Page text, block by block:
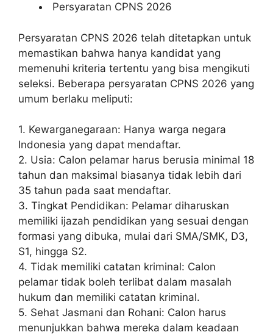
Persyaratan CPNS 2026
Persyaratan CPNS 2026 telah ditetapkan untuk
memastikan bahwa hanya kandidat yang
memenuhi kriteria tertentu yang bisa mengikuti
seleksi. Beberapa persyaratan CPNS 2026 yang
umum berlaku meliputi:
1. Kewarganegaraan: Hanya warga negara
Indonesia yang dapat mendaftar.
2. Usia: Calon pelamar harus berusia minimal 18
tahun dan maksimal biasanya tidak lebih dari
35 tahun pada saat mendaftar.
3. Tingkat Pendidikan: Pelamar diharuskan
memiliki ijazah pendidikan yang sesuai dengan
formasi yang dibuka, mulai dari SMA/SMK, D3,
S1, hingga S2.
4. Tidak memiliki catatan kriminal: Calon
pelamar tidak boleh terlibat dalam masalah
hukum dan memiliki catatan kriminal.
5. Sehat Jasmani dan Rohani: Calon harus
menunjukkan bahwa mereka dalam keadaan